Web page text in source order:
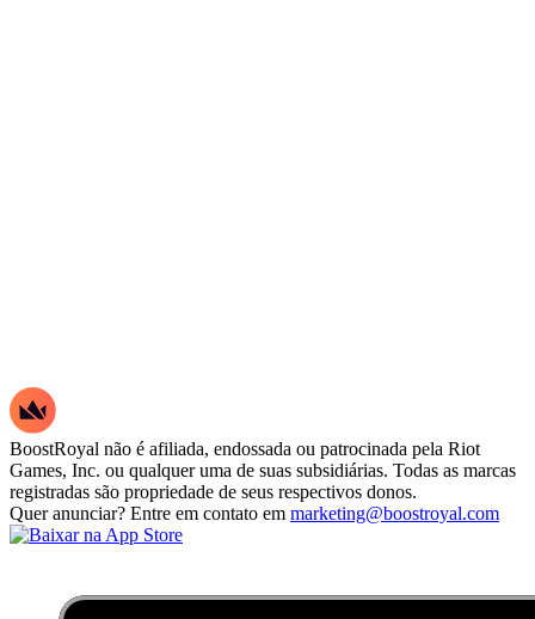
BoostRoyal não é afiliada, endossada ou patrocinada pela Riot
Games, Inc. ou qualquer uma de suas subsidiárias. Todas as marcas
registradas são propriedade de seus respectivos donos.
Quer anunciar? Entre em contato em marketing@boostroyal.com